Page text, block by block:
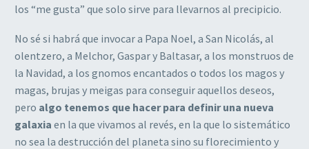
los “me gusta” que solo sirve para llevarnos al precipicio.
No sé si habrá que invocar a Papa Noel, a San Nicolás, al
olentzero, a Melchor, Gaspar y Baltasar, a los monstruos de
la Navidad, a los gnomos encantados o todos los magos y
magas, brujas y meigas para conseguir aquellos deseos,
pero algo tenemos que hacer para definir una nueva
galaxia en la que vivamos al revés, en la que lo sistemático
no sea la destrucción del planeta sino su florecimiento y